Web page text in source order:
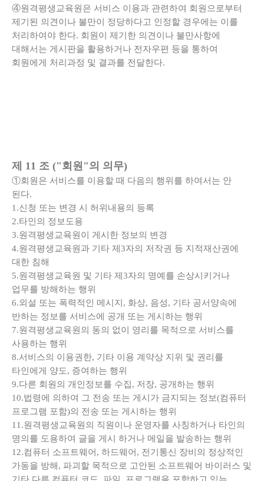
④원격평생교육원은 서비스 이용과 관련하여 회원으로부터
제기된 의견이나 불만이 정당하다고 인정할 경우에는 이를
처리하여야 한다. 회원이 제기한 의견이나 불만사항에
대해서는 게시판을 활용하거나 전자우편 등을 통하여
회원에게 처리과정 및 결과를 전달한다.
제 11 조 ("회원"의 의무)
①회원은 서비스를 이용할 때 다음의 행위를 하여서는 안
된다.
1.신청 또는 변경 시 허위내용의 등록
2.타인의 정보도용
3.원격평생교육원이 게시한 정보의 변경
4.원격평생교육원과 기타 제3자의 저작권 등 지적재산권에
대한 침해
5.원격평생교육원 및 기타 제3자의 명예를 손상시키거나
업무를 방해하는 행위
6.외설 또는 폭력적인 메시지, 화상, 음성, 기타 공서양속에
반하는 정보를 서비스에 공개 또는 게시하는 행위
7.원격평생교육원의 동의 없이 영리를 목적으로 서비스를
사용하는 행위
8.서비스의 이용권한, 기타 이용 계약상 지위 및 권리를
타인에게 양도, 증여하는 행위
9.다른 회원의 개인정보를 수집, 저장, 공개하는 행위
10.법령에 의하여 그 전송 또는 게시가 금지되는 정보(컴퓨터
프로그램 포함)의 전송 또는 게시하는 행위
11.원격평생교육원의 직원이나 운영자를 사칭하거나 타인의
명의를 도용하여 글을 게시 하거나 메일을 발송하는 행위
12.컴퓨터 소프트웨어, 하드웨어, 전기통신 장비의 정상적인
가동을 방해, 파괴할 목적으로 고안된 소프트웨어 바이러스 및